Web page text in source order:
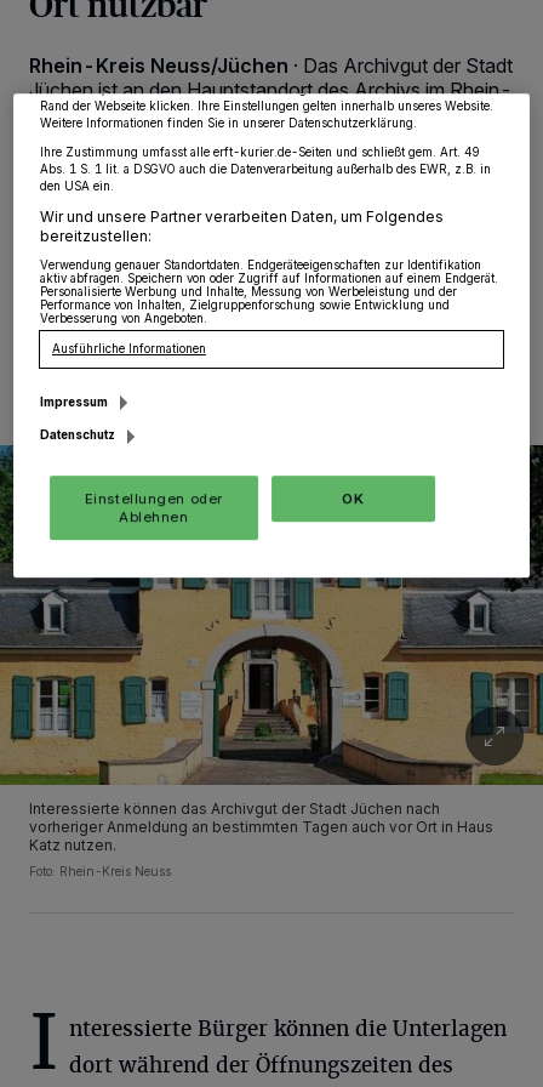
Rhein-Kreis Neuss/Jüchen · Das Archivgut der Stadt
Jüchen ist an den Hauptstandort des Archivs im Rhein-
Kreis Neuss in Dormagen-Zons umgezogen. Die
Archivgut des Kreises, der Stadt Dormagen und der
Gemeinde Rommerskirchen unter archivfachlich guten
Bedingungen im Magazin des Neubaus in der Zonser
Altstadt.
22.06.2025 , 08:00 Uhr Eine Minute Lesezeit
Interessierte können das Archivgut der Stadt Jüchen nach
vorheriger Anmeldung an bestimmten Tagen auch vor Ort in Haus
Katz nutzen.
Foto: Rhein-Kreis Neuss
I nteressierte Bürger können die Unterlagen
dort während der Öffnungszeiten des
von OK aktivieren Sie Tracking-Technologien für die unter „Wir und unsere
Partner verarbeiten Daten, um Ihnen Dienste bereitzustellen“ aufgeführten
möglicherweise nicht mehr so relevant für Sie. Sie können dieses Menü jederzeit
wieder aufrufen, um Ihre Einstellungen zu ändern oder Ihre Einwilligung zu
widerrufen, indem Sie auf den Link Einstellungen oder Ablehnen am unteren
Rand der Webseite klicken. Ihre Einstellungen gelten innerhalb unseres Website.
Weitere Informationen finden Sie in unserer Datenschutzerklärung.
Ihre Zustimmung umfasst alle erft-kurier.de-Seiten und schließt gem. Art. 49
Abs. 1 S. 1 lit. a DSGVO auch die Datenverarbeitung außerhalb des EWR, z.B. in
den USA ein.
Wir und unsere Partner verarbeiten Daten, um Folgendes
bereitzustellen:
Verwendung genauer Standortdaten. Endgeräteeigenschaften zur Identifikation
aktiv abfragen. Speichern von oder Zugriff auf Informationen auf einem Endgerät.
Personalisierte Werbung und Inhalte, Messung von Werbeleistung und der
Performance von Inhalten, Zielgruppenforschung sowie Entwicklung und
Verbesserung von Angeboten.
Ausführliche Informationen
Impressum
Datenschutz
Einstellungen oder
Ablehnen
OK